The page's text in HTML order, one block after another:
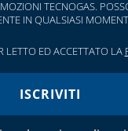
TECNOGAS.
IN QUALSIASI
LETTO ED ACCETTATO LA